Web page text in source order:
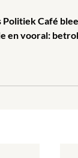
Café
en vooral: